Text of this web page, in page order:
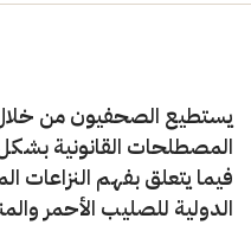
يستطيع الصحفيون من خلال
المصطلحات القانونية
فيما يتعلق بفهم النزاعات
الدولية للصليب الأحمر